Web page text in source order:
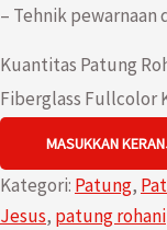
– Tehnik pewarnaan
Kuantitas Patung
Fiberglass Fullcolor
MASUKKAN
Kategori: Patung,
Jesus, patung rohani